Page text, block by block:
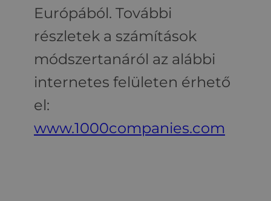
Európából. További
részletek a számítások
módszertanáról az alábbi
internetes felületen érhető
el:
www.1000companies.com